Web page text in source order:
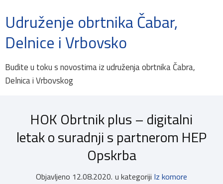
Udruženje obrtnika Čabar,
Delnice i Vrbovsko
Budite u toku s novostima iz udruženja obrtnika Čabra,
Delnica i Vrbovskog
HOK Obrtnik plus – digitalni
letak o suradnji s partnerom HEP
Opskrba
Objavljeno 12.08.2020. u kategoriji Iz komore